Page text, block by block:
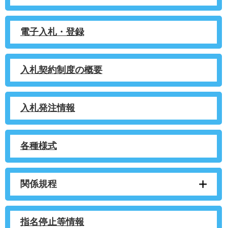
電子入札・登録
入札契約制度の概要
入札発注情報
各種様式
関係規程
指名停止等情報